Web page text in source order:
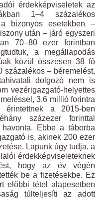
érdekképviseletek az
1–4 százalékos
bizonyos esetekben –
után – járó egyszeri
70–80 ezer forintban
a megállapodás
közül összesen 38 fő
százalékos – béremelést,
dolgozó nem is
vezérigazgató-helyettes
3,6 millió forintra
a 2015-ben
százezer forinttal
Ebbe a táborba
is, akinek 200 ezer
Lapunk úgy tudja, a
érdekképviseleteknek
hogy az év végén
be a fizetésekbe. Ez
előbbi tétel alapesetben
túlteljesíti az adott